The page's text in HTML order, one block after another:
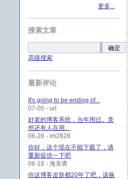
更多...
搜索文章
确定
高级搜索
最新评论
It's going to be ending of...
07-05 - url
好老的博客系统，当年用过。竟
然还有人在用。
06-28 - im2828
你好，这个现在不能下载了，请
重新提供一下吧
06-18 - 海东青
你这博客皮肤都20年了吧，该换